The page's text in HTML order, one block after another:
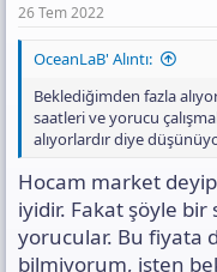
26 Tem 2022
OceanLaB' Alıntı:
Beklediğimden fazla
saatleri ve yorucu
alıyorlardır diye
Hocam market
iyidir. Fakat şöyle
yorucular. Bu fiyata
bilmiyorum, işten